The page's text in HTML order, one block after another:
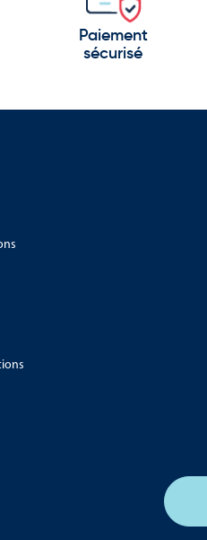
Paiement
sécurisé